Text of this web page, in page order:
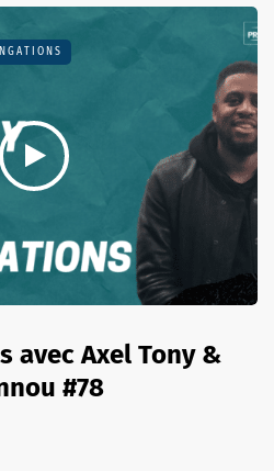
avec Axel Tony &
#78